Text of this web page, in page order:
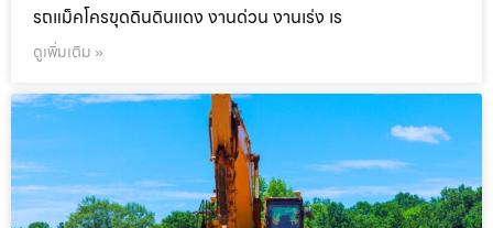
รถแม็คโครขุดดินดินแดง งานด่วน งานเร่ง เร
ดูเพิ่มเติม »